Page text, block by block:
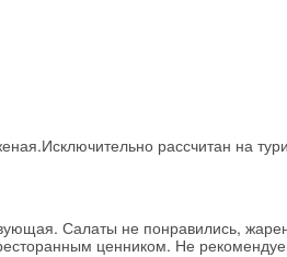
рассчитан на
Салаты не понравились,
ценником. Не